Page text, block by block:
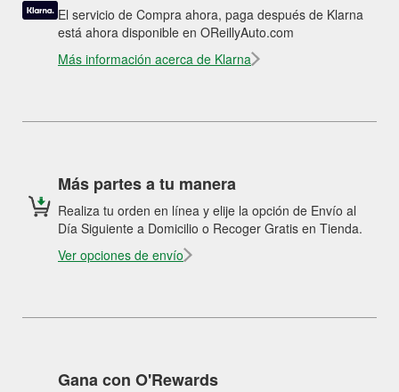
El servicio de Compra ahora, paga después de Klarna
está ahora disponible en OReillyAuto.com
Más información acerca de Klarna
Más partes a tu manera
Realiza tu orden en línea y elije la opción de Envío al
Día Siguiente a Domicilio o Recoger Gratis en Tienda.
Ver opciones de envío
Gana con O'Rewards